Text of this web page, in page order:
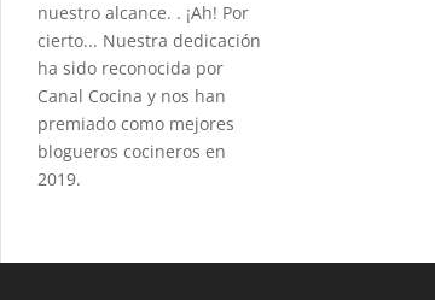
nuestro alcance. . ¡Ah! Por
cierto... Nuestra dedicación
ha sido reconocida por
Canal Cocina y nos han
premiado como mejores
blogueros cocineros en
2019.